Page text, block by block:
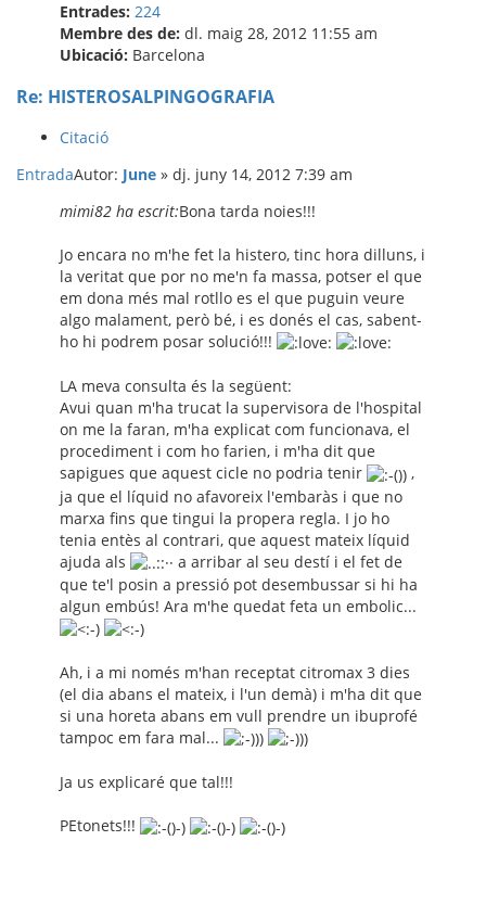
Entrades: 224
Membre des de: dl. maig 28, 2012 11:55 am
Ubicació: Barcelona
Re: HISTEROSALPINGOGRAFIA
Citació
EntradaAutor: June » dj. juny 14, 2012 7:39 am
mimi82 ha escrit:Bona tarda noies!!!
Jo encara no m'he fet la histero, tinc hora dilluns, i
la veritat que por no me'n fa massa, potser el que
em dona més mal rotllo es el que puguin veure
algo malament, però bé, i es donés el cas, sabent-
ho hi podrem posar solució!!!
LA meva consulta és la següent:
Avui quan m'ha trucat la supervisora de l'hospital
on me la faran, m'ha explicat com funcionava, el
procediment i com ho farien, i m'ha dit que
sapigues que aquest cicle no podria tenir
,
ja que el líquid no afavoreix l'embaràs i que no
marxa fins que tingui la propera regla. I jo ho
tenia entès al contrari, que aquest mateix líquid
ajuda als
a arribar al seu destí i el fet de
que te'l posin a pressió pot desembussar si hi ha
algun embús! Ara m'he quedat feta un embolic...
Ah, i a mi només m'han receptat citromax 3 dies
(el dia abans el mateix, i l'un demà) i m'ha dit que
si una horeta abans em vull prendre un ibuprofé
tampoc em fara mal...
Ja us explicaré que tal!!!
PEtonets!!!